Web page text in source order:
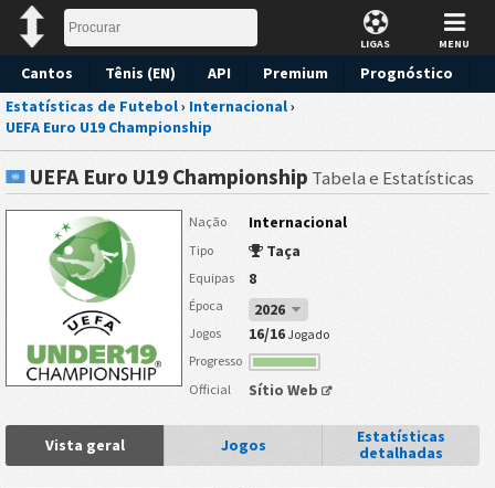
LIGAS MENU
Cantos Tênis (EN) API Premium
Prognóstico
Estatísticas de Futebol› Internacional›
UEFA Euro U19 Championship
UEFA Euro U19 Championship Tabela e Estatísticas
Nação Internacional
Tipo Taça
Equipas 8
Época 2026
Jogos 16/16Jogado
Progresso
Official
Sítio Web
Vista geral Jogos
Estatísticas
detalhadas